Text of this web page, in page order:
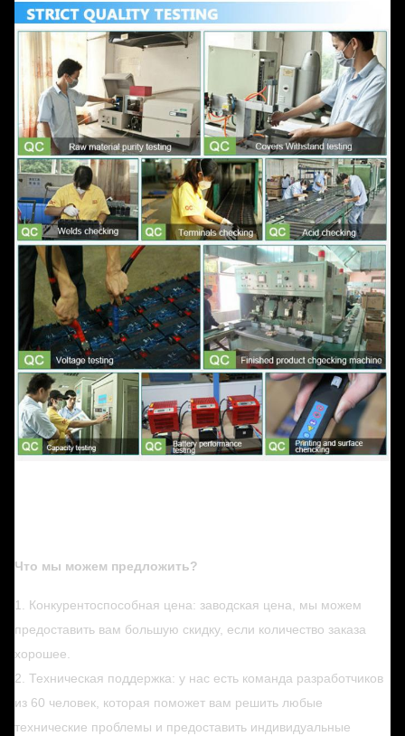
Что мы можем предложить?
1. Конкурентоспособная цена: заводская цена, мы можем
предоставить вам большую скидку, если количество заказа
хорошее.
2. Техническая поддержка: у нас есть команда разработчиков
из 60 человек, которая поможет вам решить любые
технические проблемы и предоставить индивидуальные